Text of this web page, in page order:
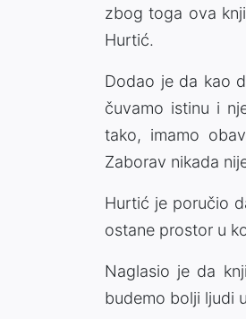
zbog toga ova
Hurtić.
Dodao je da kao
čuvamo istinu i
tako, imamo
Zaborav nikada
Hurtić je poručio
ostane prostor u
Naglasio je da
budemo bolji ljudi